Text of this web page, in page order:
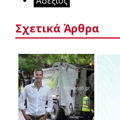
Σχετικά Άρθρα